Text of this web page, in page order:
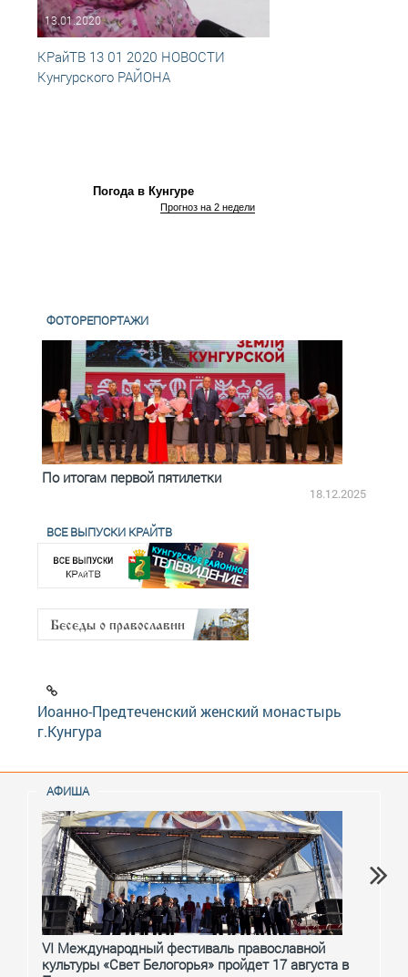
13.01.2020
КРайТВ 13 01 2020 НОВОСТИ
Кунгурского РАЙОНА
Погода в Кунгуре
Прогноз на 2 недели
ФОТОРЕПОРТАЖИ
По итогам первой пятилетки
18.12.2025
ВСЕ ВЫПУСКИ КРАЙТВ
Иоанно-Предтеченский женский монастырь
г.Кунгура
АФИША
VI Международный фестиваль православной
культуры «Свет Белогорья» пройдет 17 августа в